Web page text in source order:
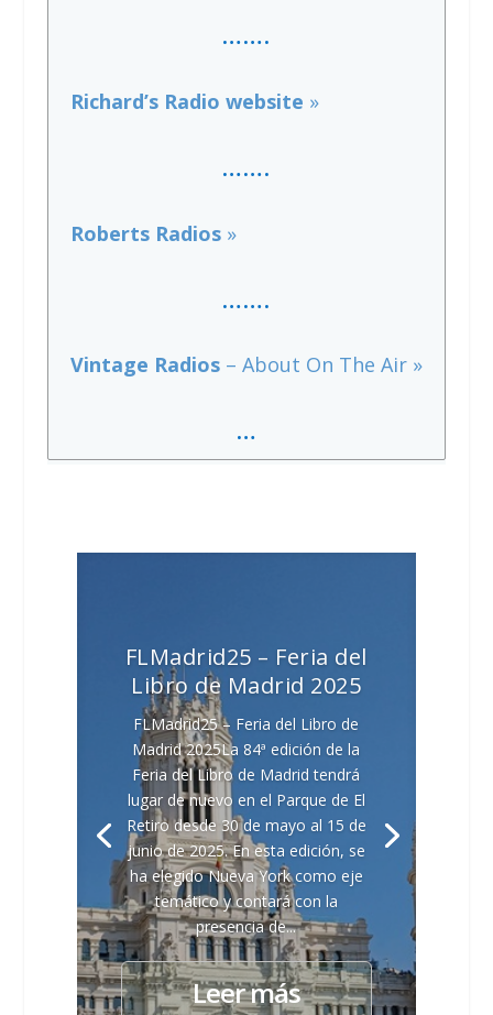
…….
Richard’s Radio website »
…….
Roberts Radios»
…….
Vintage Radios – About On The Air »
…
FLMadrid25 – Feria del
Libro de Madrid 2025
FLMadrid25 – Feria del Libro de
Madrid 2025La 84ª edición de la
Feria del Libro de Madrid tendrá
lugar de nuevo en el Parque de El
Retiro desde 30 de mayo al 15 de
junio de 2025. En esta edición, se
ha elegido Nueva York como eje
temático y contará con la
presencia de...
Leer más